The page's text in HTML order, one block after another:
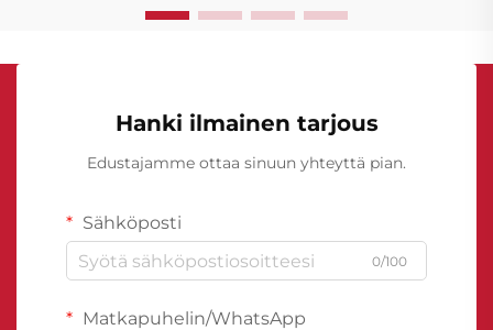
Hanki ilmainen tarjous
Edustajamme ottaa sinuun yhteyttä pian.
Sähköposti
0/100
Matkapuhelin/WhatsApp